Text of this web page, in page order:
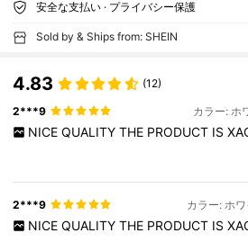
安全な支払い · プライバシー保護
Sold by & Ships from: SHEIN
4.83 (12)
2***9 カラー: ホ
NICE QUALITY THE PRODUCT IS
2***9 カラー: ホ
NICE QUALITY THE PRODUCT IS